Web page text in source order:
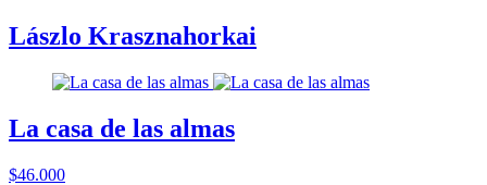
Lászlo Krasznahorkai
La casa de las almas
$46.000